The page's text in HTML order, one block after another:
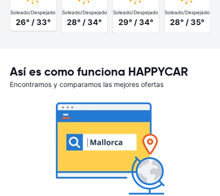
Soleado/Despejado
26° / 33°
Soleado/Despejado
28° / 34°
Soleado/Despejado
29° / 34°
Soleado/Despejado
28° / 35°
Así es como funciona HAPPYCAR
Encontramos y comparamos las mejores ofertas